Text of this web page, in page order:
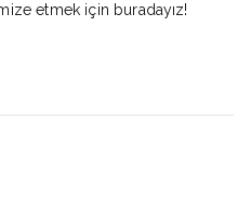
etmek için buradayız!